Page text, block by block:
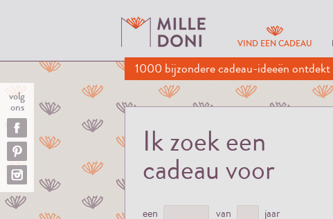
VIND EEN CADEAU
1000 bijzondere cadeau-ideeën
volg
ons
Ik zoek een
cadeau voor
een van
jaar